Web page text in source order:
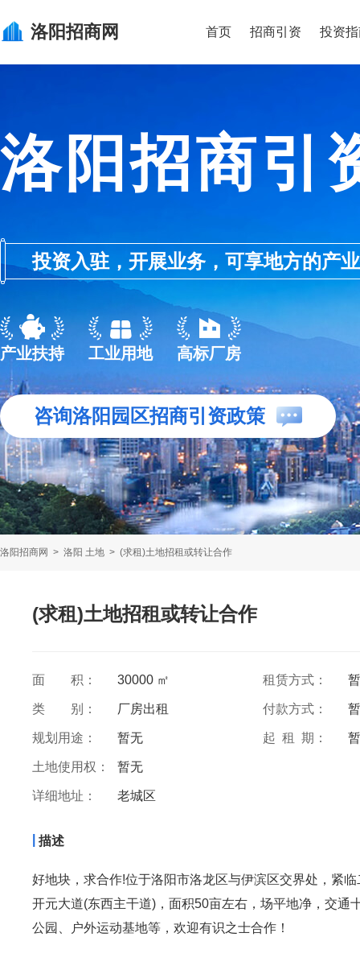
洛阳招商网 首页 招商引资 投资
洛阳招商引
投资入驻，开展业务，可享地方的产
产业扶持 工业用地 高标厂房
咨询洛阳园区招商引资政策
洛阳招商网 > 洛阳 土地 > (求租)土地招租或转让合作
(求租)土地招租或转让合作
面 积： 30000 ㎡ 租赁方式：
类 别： 厂房出租 付款方式：
规划用途： 暂无 起 租 期：
土地使用权： 暂无
详细地址： 老城区
描述
好地块，求合作!位于洛阳市洛龙区与伊滨区交界处，紧
开元大道(东西主干道)，面积50亩左右，场平地净，交
公园、户外运动基地等，欢迎有识之士合作！